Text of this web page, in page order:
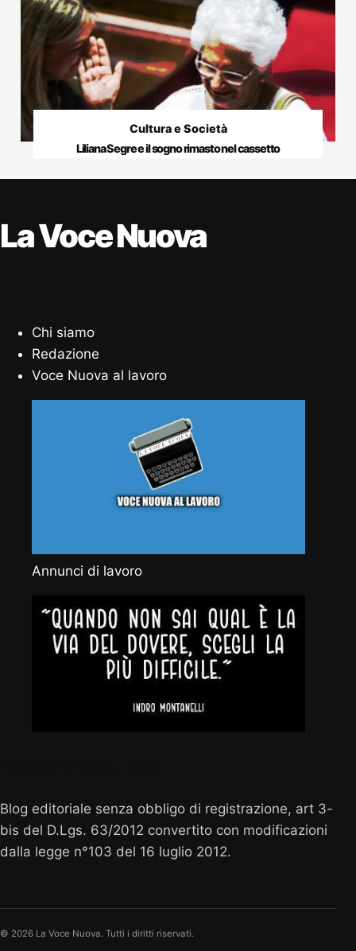
Cultura e Società
Liliana Segre e il sogno rimasto nel cassetto
La Voce Nuova
Chi siamo
Redazione
Voce Nuova al lavoro
Annunci di lavoro
Blog editoriale senza obbligo di registrazione, art 3-
bis del D.Lgs. 63/2012 convertito con modificazioni
dalla legge n°103 del 16 luglio 2012.
© 2026 La Voce Nuova. Tutti i diritti riservati.